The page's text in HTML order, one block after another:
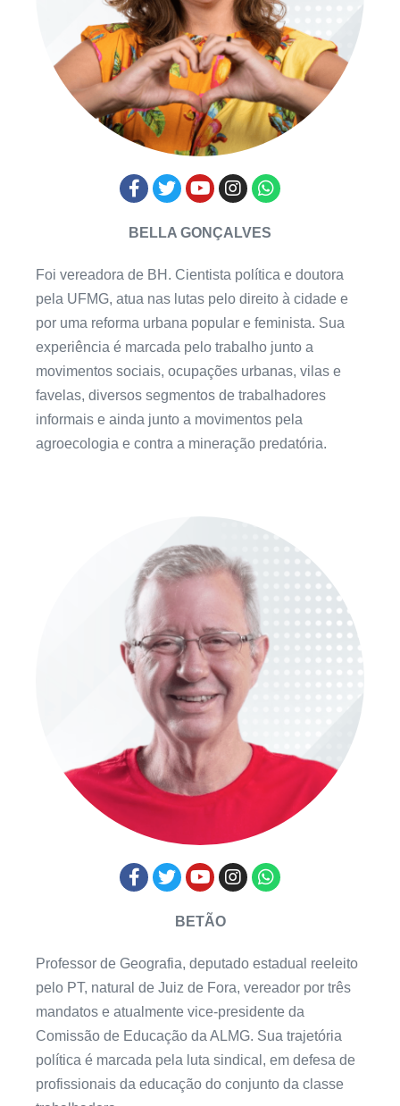
BELLA GONÇALVES
Foi vereadora de BH. Cientista política e doutora
pela UFMG, atua nas lutas pelo direito à cidade e
por uma reforma urbana popular e feminista. Sua
experiência é marcada pelo trabalho junto a
movimentos sociais, ocupações urbanas, vilas e
favelas, diversos segmentos de trabalhadores
informais e ainda junto a movimentos pela
agroecologia e contra a mineração predatória.
BETÃO
Professor de Geografia, deputado estadual reeleito
pelo PT, natural de Juiz de Fora, vereador por três
mandatos e atualmente vice-presidente da
Comissão de Educação da ALMG. Sua trajetória
política é marcada pela luta sindical, em defesa de
profissionais da educação do conjunto da classe